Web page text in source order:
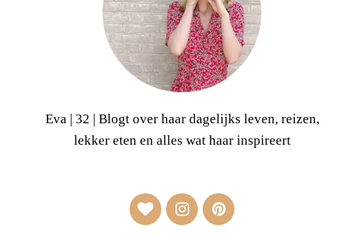
Eva | 32 | Blogt over haar dagelijks leven, reizen,
lekker eten en alles wat haar inspireert